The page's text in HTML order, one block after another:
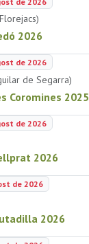
2026
de 2026
de Segarra)
Coromines 2025
de 2026
2026
de 2026
2026